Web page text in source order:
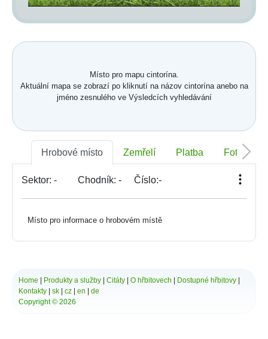
Místo pro mapu cintorína.
Aktuální mapa se zobrazí po kliknutí na názov cintorína anebo na
jméno zesnulého ve Výsledcích vyhledávání
Hrobové místo Zemřelí Platba Foto
Sektor: - Chodník: - Číslo:-
Místo pro informace o hrobovém místě
Home Produkty a služby Citáty O hřbitovech Dostupné hřbitovy
Kontakty
sk cz en
de
Copyright © 2026